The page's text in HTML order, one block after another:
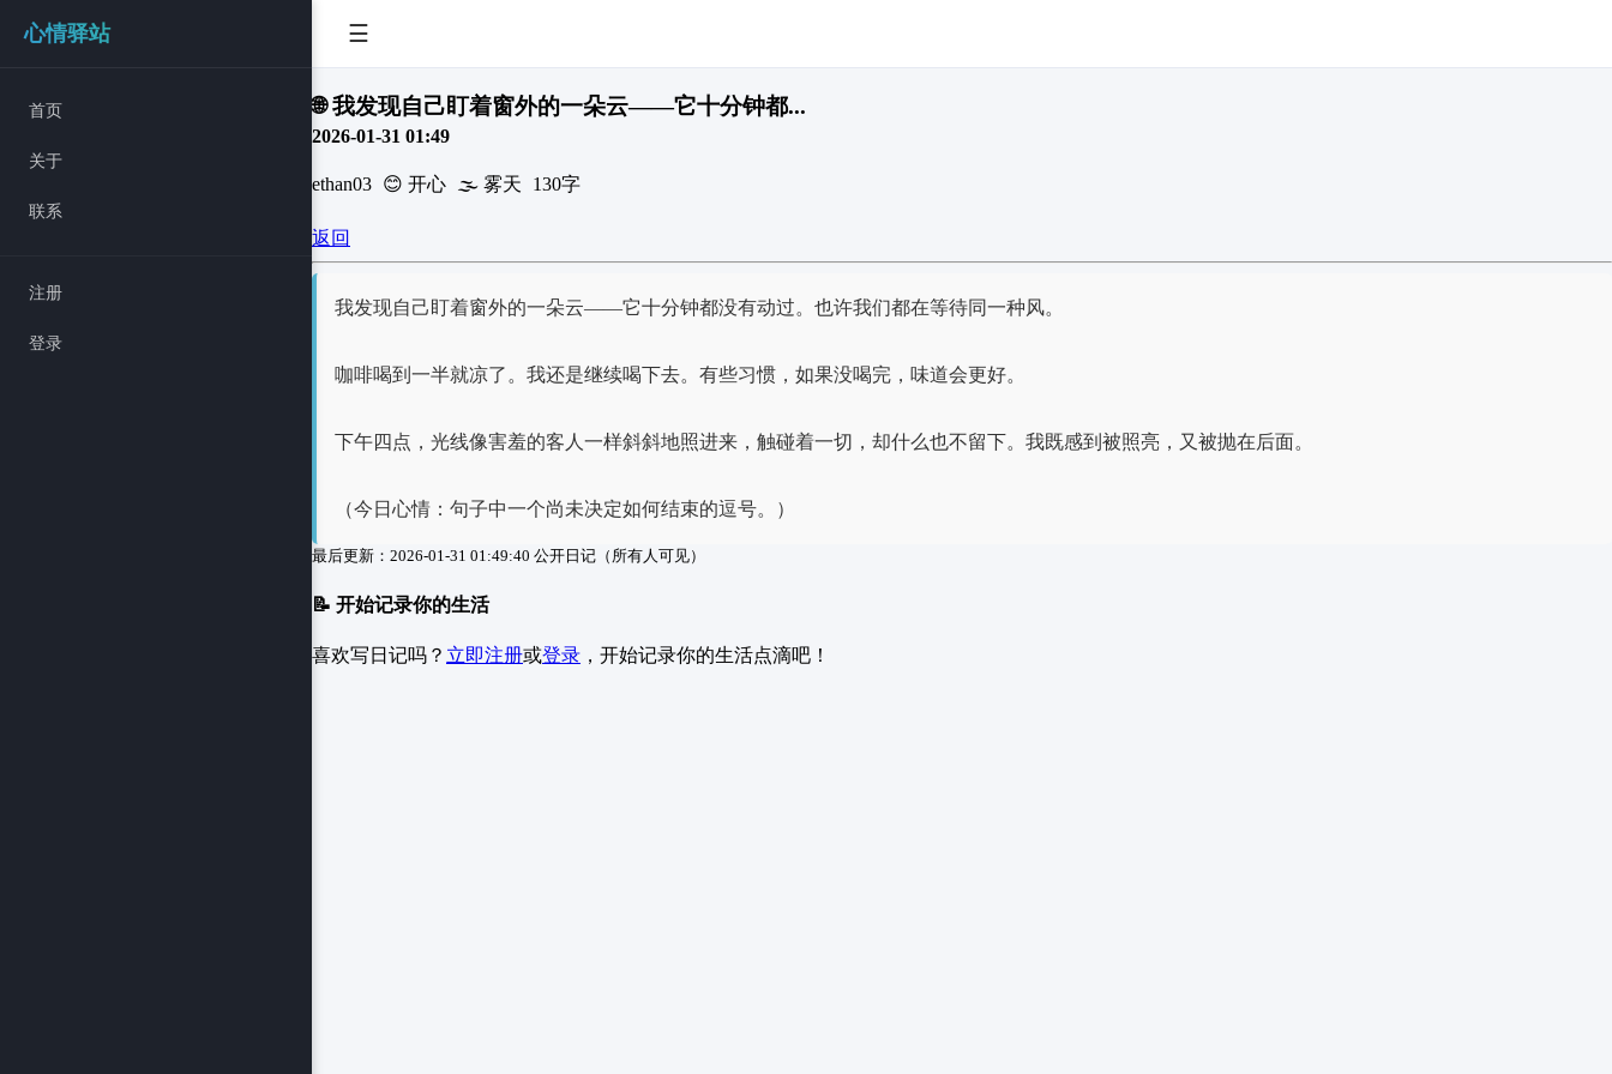
心情驿站
首页
关于
联系
注册
登录
☰
🌐 我发现自己盯着窗外的一朵云——它十分钟都...
2026-01-31 01:49
ethan03 😊 开心 🌫️ 雾天 130字
返回
我发现自己盯着窗外的一朵云——它十分钟都没有动过。也许我们都在等待同一种风。
咖啡喝到一半就凉了。我还是继续喝下去。有些习惯，如果没喝完，味道会更好。
下午四点，光线像害羞的客人一样斜斜地照进来，触碰着一切，却什么也不留下。我既感到被照亮，又被抛在后面。
（今日心情：句子中一个尚未决定如何结束的逗号。）
最后更新：2026-01-31 01:49:40 公开日记（所有人可见）
📝 开始记录你的生活
喜欢写日记吗？ 立即注册或登录 ，开始记录你的生活点滴吧！